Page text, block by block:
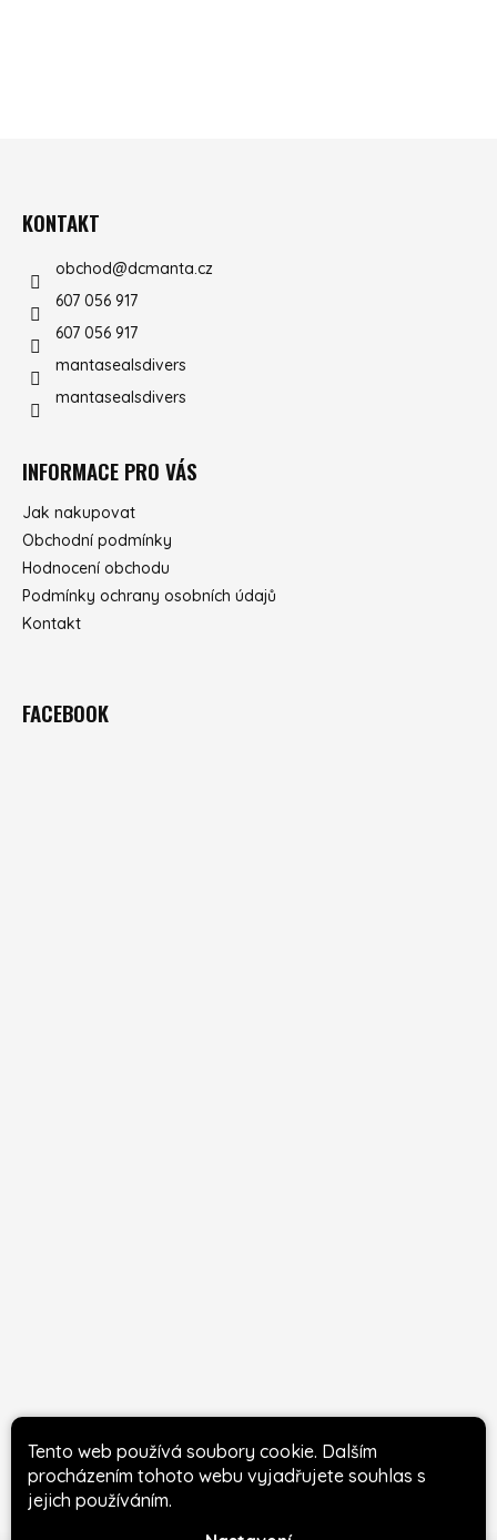
Tento web používá soubory cookie. Dalším
procházením tohoto webu vyjadřujete souhlas s
jejich používáním.
KONTAKT
obchod@dcmanta.cz
607 056 917
607 056 917
mantasealsdivers
mantasealsdivers
INFORMACE PRO VÁS
Jak nakupovat
Obchodní podmínky
Hodnocení obchodu
Podmínky ochrany osobních údajů
Kontakt
FACEBOOK